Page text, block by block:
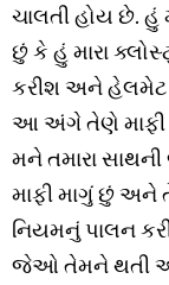
ચાલતી હોય છે. હું
છું કે હું મારા
કરીશ અને હેલમેટ
આ અંગે તેણે માફી
મને તમારા
માફી માગું છું
નિયમનું પાલન
જેઓ તેમને થતી